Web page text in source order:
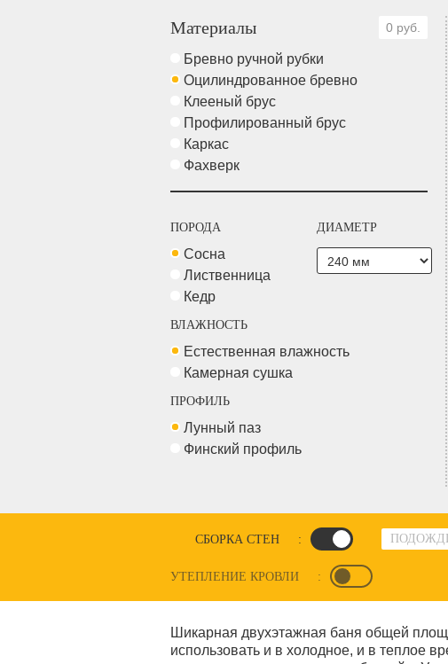
Материалы 0 руб.
Бревно ручной рубки
Оцилиндрованное бревно
Клееный брус
Профилированный брус
Каркас
Фахверк
ПОРОДА
Сосна
Лиственница
Кедр
ДИАМЕТР
ВЛАЖНОСТЬ
Естественная влажность
Камерная сушка
ПРОФИЛЬ
Лунный паз
Финский профиль
СБОРКА СТЕН :
УТЕПЛЕНИЕ КРОВЛИ :
Шикарная двухэтажная баня общей
использовать и в холодное, и в теплое